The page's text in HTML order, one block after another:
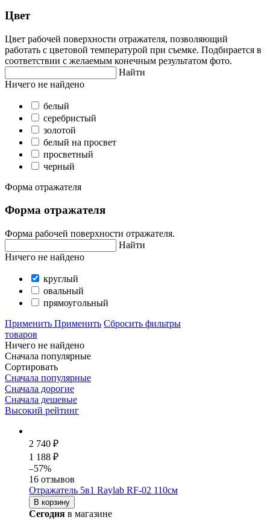
Цвет
Цвет рабочей поверхности отражателя, позволяющий
работать с цветовой температурой при съемке. Подбирается в
соответствии с желаемым конечным результатом фото.
Найти
Ничего не найдено
белый
серебристый
золотой
белый на просвет
просветный
черный
Форма отражателя
Форма отражателя
Форма рабочей поверхности отражателя.
Найти
Ничего не найдено
круглый
овальный
прямоугольный
Применить Применить Сбросить фильтры
товаров
Ничего не найдено
Сначала популярные
Сортировать
Сначала популярные
Сначала дорогие
Сначала дешевые
Высокий рейтинг
2 740 ₽
1 188 ₽
–57%
16 отзывов
Отражатель 5в1 Raylab RF-02 110см
В корзину
Сегодня в магазине